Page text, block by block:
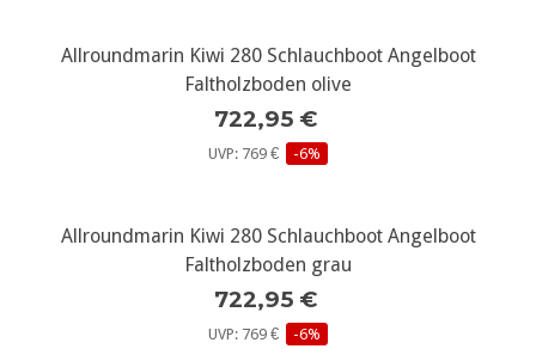
Allroundmarin Kiwi 280 Schlauchboot Angelboot
Faltholzboden olive
722,95 €
UVP: 769 € -6%
Allroundmarin Kiwi 280 Schlauchboot Angelboot
Faltholzboden grau
722,95 €
UVP: 769 € -6%